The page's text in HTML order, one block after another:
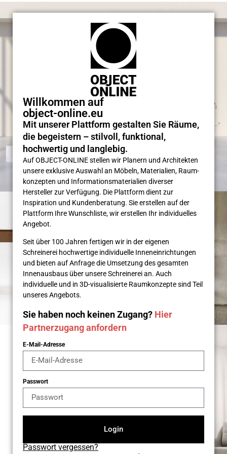
Willkommen auf
object-online.eu
Mit unserer Plattform gestalten Sie Räume,
die begeistern – stilvoll, funktional,
hochwertig und langlebig.
Auf OBJECT-ONLINE stellen wir Planern und Architekten
unsere exklusive Auswahl an Möbeln, Materialien, Raum­
konzepten und Informations­materialien diverser
Hersteller zur Verfügung. Die Plattform dient zur
Inspiration und Kunden­beratung. Sie erstellen auf der
Plattform Ihre Wunsch­liste, wir erstellen Ihr individuelles
Angebot.
Seit über 100 Jahren fertigen wir in der eigenen
Schreinerei hochwertige individuelle Inneneinrichtungen
und bieten auf Anfrage die Umsetzung des gesamten
Innenausbaus über unsere Schreinerei an. Auch
individuelle und in 3D-visualisierte Raumkonzepte sind Teil
unseres Angebots.
Sie haben noch keinen Zugang? Hier
Partnerzugang anfordern
E-Mail-Adresse
Passwort
Login
Passwort vergessen?